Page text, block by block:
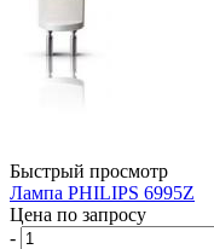
Быстрый просмотр
Лампа PHILIPS 6995Z
Цена по запросу
-